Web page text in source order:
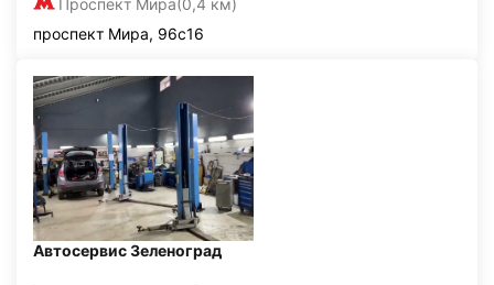
Проспект Мира(0,4 км)
проспект Мира, 96с16
Автосервис Зеленоград